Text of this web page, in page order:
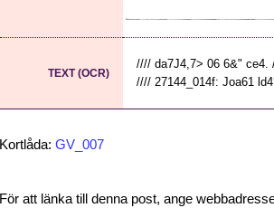
TEXT (OCR)
//// da7J4,7> 06 6&"
//// 27144_014f: Joa61
Kortlåda: GV_007
För att länka till denna post, ange